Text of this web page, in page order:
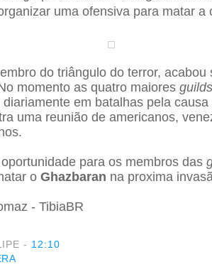
uma ofensiva para matar a
do triângulo do terror, acabou
momento as quatro maiores guilds
em batalhas pela
uma reunião de americanos,
para os membros das
o Ghazbaran na proxima
- TibiaBR
- 12:10